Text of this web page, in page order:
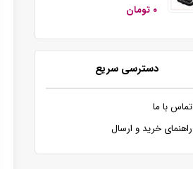
۰ تومان
دسترسی سریع
تماس با ما
راهنمای خرید و ارسال